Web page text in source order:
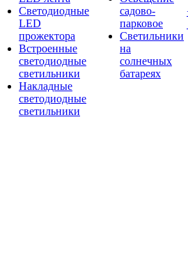
Светодиодные
LED
прожектора
Встроенные
светодиодные
светильники
Накладные
светодиодные
светильники
садово-
парковое
Светильники
на
солнечных
батареях